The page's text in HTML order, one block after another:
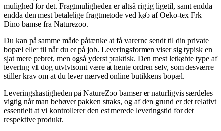
mulighed for det. Fragtmuligheden er altså rigtig ligetil, samt endda
endda den mest betalelige fragtmetode ved køb af Oeko-tex Frk
Dino bamse fra Naturezoo.
Du kan på samme måde påtænke at få varerne sendt til din private
bopæl eller til når du er på job. Leveringsformen viser sig typisk en
sjat mere pebret, men også yderst praktisk. Den mest letkøbte type af
levering vil dog utvivlsomt være at hente ordren selv, som desværre
stiller krav om at du lever nærved online butikkens bopæl.
Leveringshastigheden på NatureZoo bamser er naturligvis særdeles
vigtig når man behøver pakken straks, og af den grund er det relativt
essentielt at vi kontrollerer den estimerede leveringstid for det
respektive produkt.